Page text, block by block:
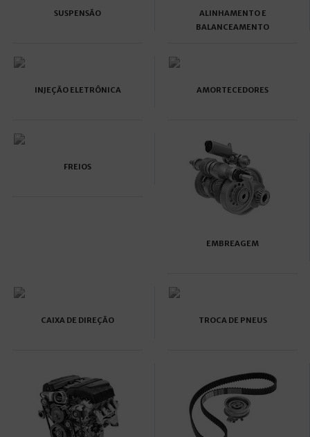
SUSPENSÃO
ALINHAMENTO E
BALANCEAMENTO
INJEÇÃO ELETRÔNICA AMORTECEDORES
FREIOS
EMBREAGEM
CAIXA DE DIREÇÃO TROCA DE PNEUS